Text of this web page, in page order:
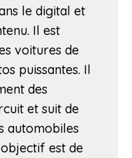
le digital et
Il est
voitures de
puissantes. Il
des
et suit de
automobiles
objectif est de